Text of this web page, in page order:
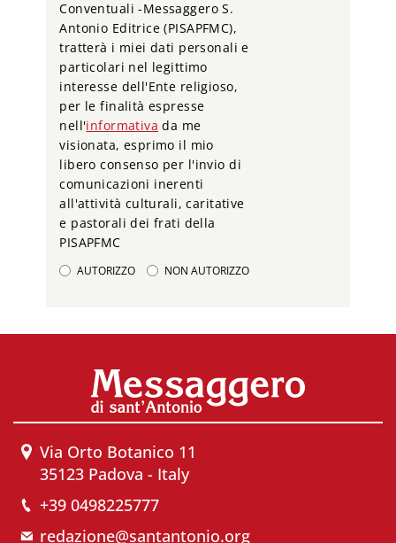
Conventuali -Messaggero S.
Antonio Editrice (PISAPFMC),
tratterà i miei dati personali e
particolari nel legittimo
interesse dell'Ente religioso,
per le finalità espresse
nell'informativa da me
visionata, esprimo il mio
libero consenso per l'invio di
comunicazioni inerenti
all'attività culturali, caritative
e pastorali dei frati della
PISAPFMC
AUTORIZZO NON AUTORIZZO
Via Orto Botanico 11
35123 Padova - Italy
+39 0498225777
redazione@santantonio.org